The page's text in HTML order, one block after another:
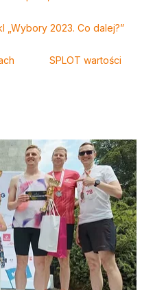
„Wybory 2023. Co dalej?”
SPLOT wartości